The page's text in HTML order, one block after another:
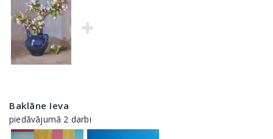
Baklāne Ieva
piedāvājumā 2 darbi